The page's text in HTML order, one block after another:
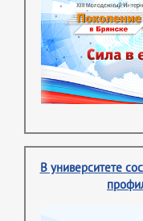
В университете